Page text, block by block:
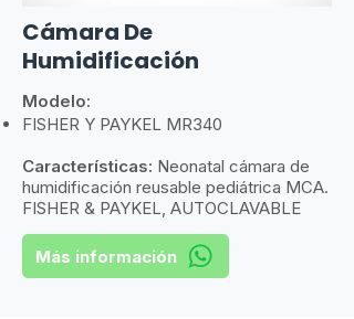
Cámara De
Humidificación
Modelo:
FISHER Y PAYKEL MR340
Características: Neonatal cámara de
humidificación reusable pediátrica MCA.
FISHER & PAYKEL, AUTOCLAVABLE
Más información